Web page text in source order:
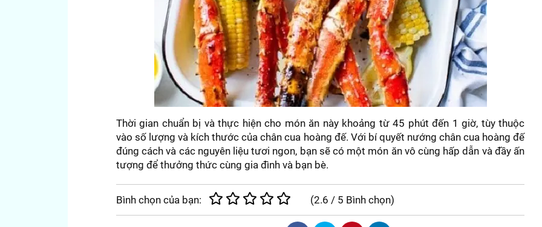
Thời gian chuẩn bị và thực hiện cho món ăn này khoảng từ 45 phút đến 1 giờ, tùy thuộc
vào số lượng và kích thước của chân cua hoàng đế. Với bí quyết nướng chân cua hoàng đế
đúng cách và các nguyên liệu tươi ngon, bạn sẽ có một món ăn vô cùng hấp dẫn và đầy ấn
tượng để thưởng thức cùng gia đình và bạn bè.
Bình chọn của bạn: (2.6 / 5 Bình chọn)